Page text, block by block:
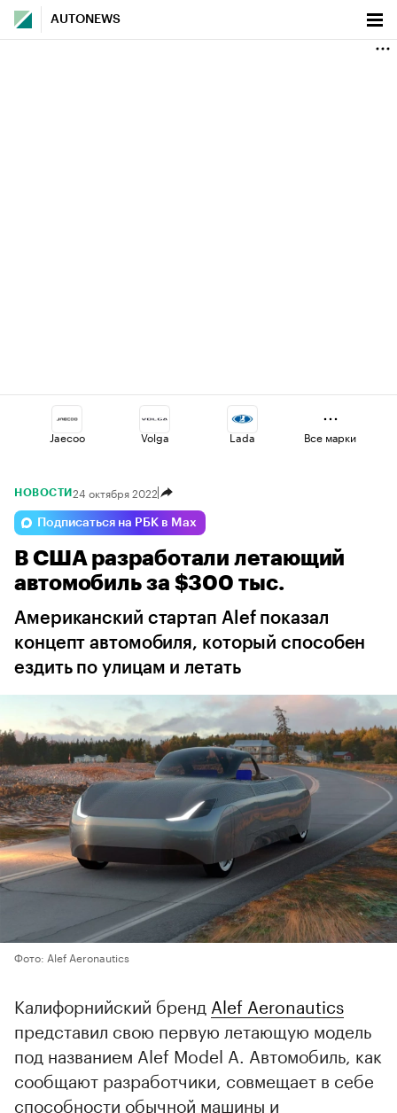
AUTONEWS
Jaecoo Volga Lada
Omoda Changan
Geely Voyah Esteo
Все марки
НОВОСТИ 24 октября 2022
Подписаться на РБК в Max
В США разработали летающий
автомобиль за $300 тыс.
Американский стартап Alef показал
концепт автомобиля, который способен
ездить по улицам и летать
Фото: Alef Aeronautics
Калифорнийский бренд Alef Aeronautics
представил свою первую летающую модель
под названием Alef Model A. Автомобиль, как
сообщают разработчики, совмещает в себе
способности обычной машины и